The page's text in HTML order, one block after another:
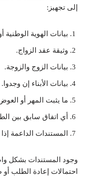
إلى تجهيز:
بيانات الهوية الوطنية
وثيقة عقد الزواج.
بيانات الزوج والزوجة.
بيانات الأبناء إن وجدوا.
ما يثبت المهر أو
أي اتفاق سابق بين
المستندات الداعمة
وجود المستندات بشكل
احتمالات إعادة الطلب